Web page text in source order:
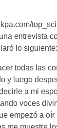
entrevista
lo siguiente:
todas las
y luego
a mi
voces
empezó a oír